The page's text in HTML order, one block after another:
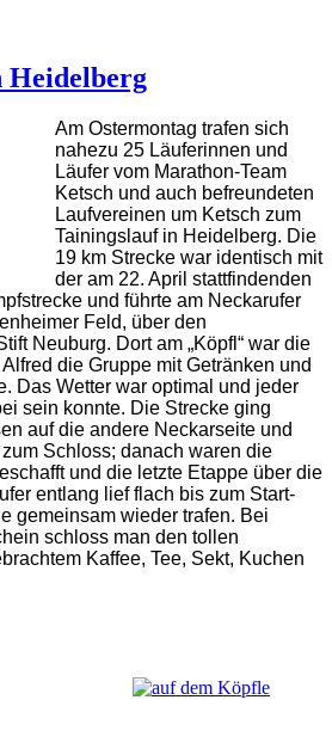
Heidelberg
Am Ostermontag trafen sich
nahezu 25 Läuferinnen und
Läufer vom Marathon-Team
Ketsch und auch befreundeten
Laufvereinen um Ketsch zum
Tainingslauf in Heidelberg. Die
19 km Strecke war identisch mit
der am 22. April stattfindenden
und führte am Neckarufer
Feld, über den
Neuburg. Dort am „Köpfl“ war die
die Gruppe mit Getränken und
Das Wetter war optimal und jeder
sein konnte. Die Strecke ging
auf die andere Neckarseite und
Schloss; danach waren die
und die letzte Etappe über die
entlang lief flach bis zum Start-
gemeinsam wieder trafen. Bei
schloss man den tollen
Kaffee, Tee, Sekt, Kuchen